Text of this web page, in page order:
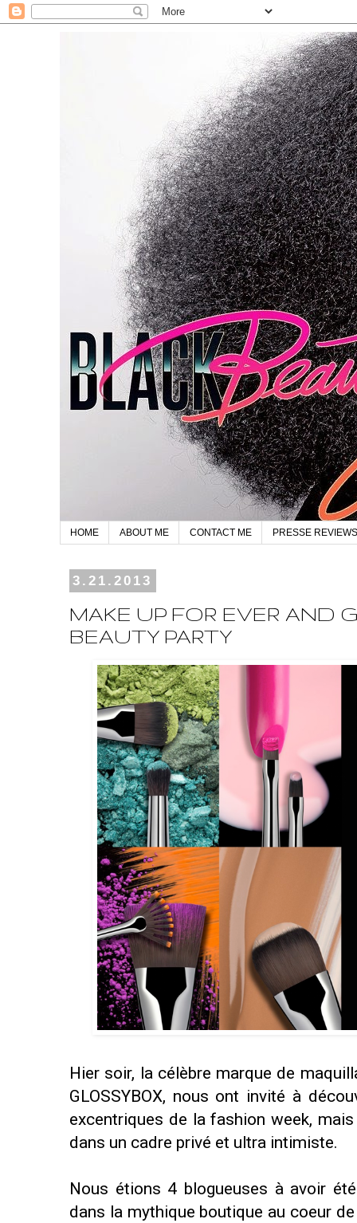
HOME ABOUT ME CONTACT ME PRESSE REVIEWS
3.21.2013
MAKE UP FOR EVER AND
BEAUTY PARTY
Hier soir, la célèbre marque de
GLOSSYBOX, nous ont invité à
excentriques de la fashion week,
dans un cadre privé et ultra intimiste.
Nous étions 4 blogueuses à avoir
dans la mythique boutique au coeur